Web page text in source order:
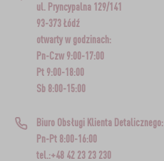
ul. Pryncypalna 129/141
93-373 Łódź
otwarty w godzinach:
Pn-Czw 9:00-17:00
Pt 9:00-18:00
Sb 8:00-15:00
Biuro Obsługi Klienta Detalicznego:
Pn-Pt 8:00-16:00
tel.:+48 42 23 23 230